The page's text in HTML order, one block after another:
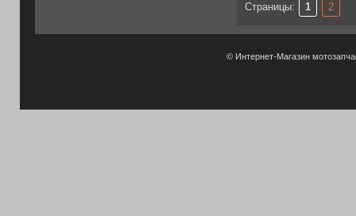
Страницы: 1 2
© Интернет-Магазин